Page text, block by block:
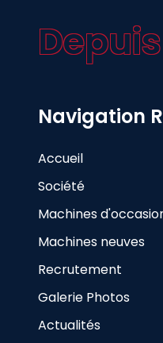
Navigation
Accueil
Société
Machines
Machines neuves
Recrutement
Galerie Photos
Actualités